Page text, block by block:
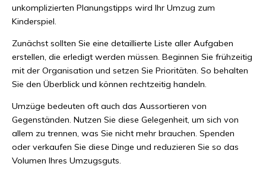
unkomplizierten Planungstipps wird Ihr Umzug zum
Kinderspiel.
Zunächst sollten Sie eine detaillierte Liste aller Aufgaben
erstellen, die erledigt werden müssen. Beginnen Sie frühzeitig
mit der Organisation und setzen Sie Prioritäten. So behalten
Sie den Überblick und können rechtzeitig handeln.
Umzüge bedeuten oft auch das Aussortieren von
Gegenständen. Nutzen Sie diese Gelegenheit, um sich von
allem zu trennen, was Sie nicht mehr brauchen. Spenden
oder verkaufen Sie diese Dinge und reduzieren Sie so das
Volumen Ihres Umzugsguts.